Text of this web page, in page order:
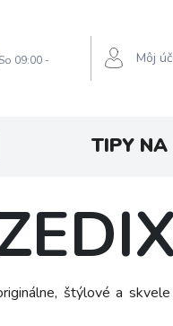
09:00 - Môj
TIPY NA
štýlové a skvele